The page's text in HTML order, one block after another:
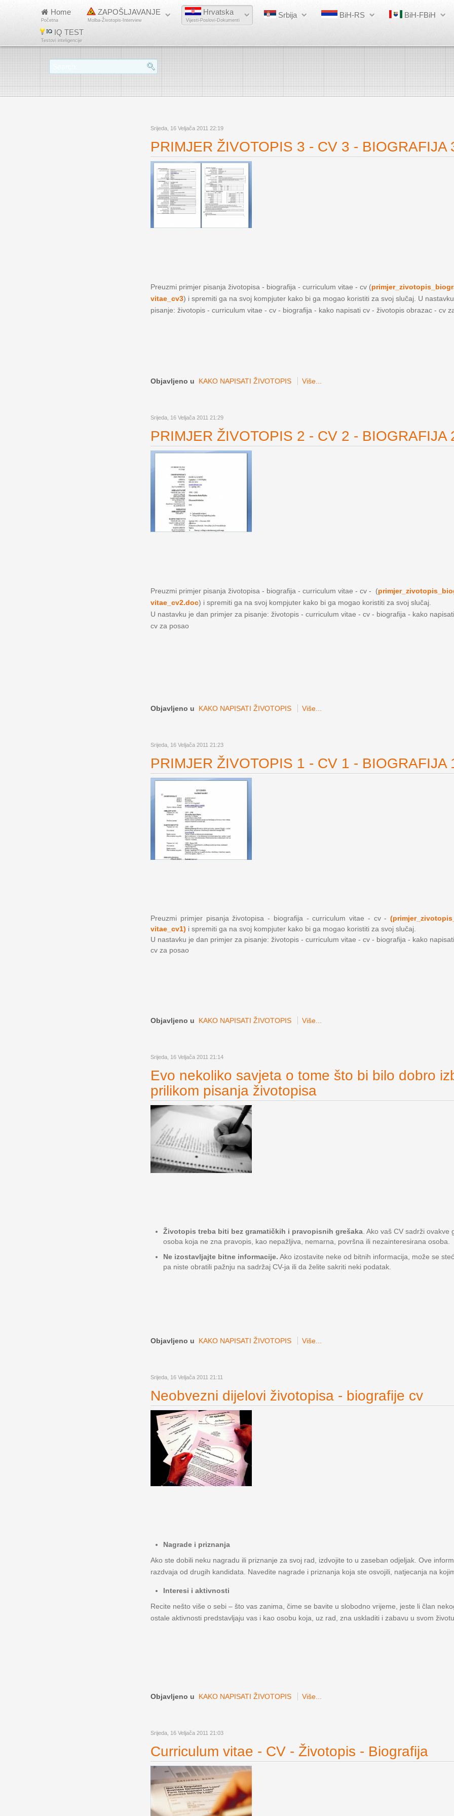
Home
Početna
ZAPOŠLJAVANJE
Molba-Životopis-Interview
Hrvatska
Vijesti-Poslovi-Dokumenti
Srbija BiH-RS
BiH-FBiH
IQ TEST
Testovi inteligencije
Srijeda, 16 Veljača 2011 22:19
PRIMJER ŽIVOTOPIS 3 - CV 3 - BIOGRAFIJA
Preuzmi primjer pisanja životopisa - biografija - curriculum vitae - cv (
vitae_cv3) i spremiti ga na svoj kompjuter kako bi ga mogao koristiti za svoj slučaj. U
pisanje: životopis - curriculum vitae - cv - biografija - kako napisati cv - životopis obrazac - cv
Objavljeno u KAKO NAPISATI ŽIVOTOPIS Više...
Srijeda, 16 Veljača 2011 21:29
PRIMJER ŽIVOTOPIS 2 - CV 2 - BIOGRAFIJA
Preuzmi primjer pisanja životopisa - biografija - curriculum vitae - cv - (
vitae_cv2.doc) i spremiti ga na svoj kompjuter kako bi ga mogao koristiti za svoj slučaj.
U nastavku je dan primjer za pisanje: životopis - curriculum vitae - cv - biografija - kako
cv za posao
Objavljeno u KAKO NAPISATI ŽIVOTOPIS Više...
Srijeda, 16 Veljača 2011 21:23
PRIMJER ŽIVOTOPIS 1 - CV 1 - BIOGRAFIJA
Preuzmi primjer pisanja životopisa - biografija - curriculum vitae - cv -
vitae_cv1) i spremiti ga na svoj kompjuter kako bi ga mogao koristiti za svoj slučaj.
U nastavku je dan primjer za pisanje: životopis - curriculum vitae - cv - biografija - kako
cv za posao
Objavljeno u KAKO NAPISATI ŽIVOTOPIS Više...
Srijeda, 16 Veljača 2011 21:14
Evo nekoliko savjeta o tome što bi bilo dobro
prilikom pisanja životopisa
Životopis treba biti bez gramatičkih i pravopisnih grešaka . Ako vaš CV sadrži
osoba koja ne zna pravopis, kao nepažljiva, nemarna, površna ili nezainteresirana osoba.
Ne izostavljajte bitne informacije. Ako izostavite neke od bitnih informacija, može se
pa niste obratili pažnju na sadržaj CV-ja ili da želite sakriti neki podatak.
Objavljeno u KAKO NAPISATI ŽIVOTOPIS Više...
Srijeda, 16 Veljača 2011 21:11
Neobvezni dijelovi životopisa - biografije cv
Nagrade i priznanja
Ako ste dobili neku nagradu ili priznanje za svoj rad, izdvojite to u zaseban odjeljak. Ove
razdvaja od drugih kandidata. Navedite nagrade i priznanja koja ste osvojili, natjecanja na
Interesi i aktivnosti
Recite nešto više o sebi – što vas zanima, čime se bavite u slobodno vrijeme, jeste li član
ostale aktivnosti predstavljaju vas i kao osobu koja, uz rad, zna uskladiti i zabavu u svom
Objavljeno u KAKO NAPISATI ŽIVOTOPIS Više...
Srijeda, 16 Veljača 2011 21:03
Curriculum vitae - CV - Životopis - Biografija